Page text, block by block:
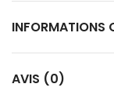
INFORMATIONS
AVIS (0)